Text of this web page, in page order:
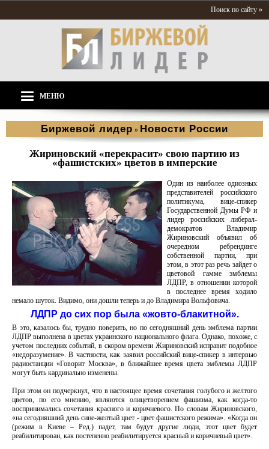
Поиск по сайту »
МЕНЮ
Биржевой лидер » Новости России
Жириновский «перекрасит» свою партию из
«фашистских» цветов в имперские
Один из наиболее одиозных
представителей российского
политикума, вице-спикер
Государственной Думы РФ и
лидер российских либерал-
демократов Владимир
Жириновский объявил об
очередном ребрендинге
собственной партии, при
этом, в этот раз речь зайдет о
цветовой гамме эмблемы
ЛДПР, в отношении которой
в последнее время ходило
немало шуток. Видимо, они дошли теперь и до Владимира Вольфовича.
ЛДПР до сих пор была «жовто-блакитной».
В это, казалось бы, трудно поверить, но по сегодняшний день эмблема партии
ЛДПР выполнена в цветах украинского национального флага. Однако, похоже, с
учетом последних событий, в скором времени Жириновский исправит подобное
«недоразумение». В частности, как заявил российский вице-спикер в интервью
радиостанции «Говорит Москва», в ближайшее время цвета эмблемы ЛДПР
могут быть кардинально изменены.
При этом он подчеркнул, что в настоящее время сочетания голубого и желтого
цветов, по его мнению, являются олицетворением фашизма, как когда-то
воспринимались сочетания красного и коричневого. По словам Жириновского,
«на сегодняшний день сине-желтый цвет - цвет фашистского режима». «Когда он
(режим в Киеве – Ред.) падет, там будут другие люди, этот цвет будет
реабилитирован, как постепенно реабилитируется красный и коричневый цвет».